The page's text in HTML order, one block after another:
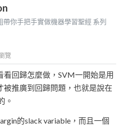
帶你手把手實做機器學習聖經 系列
覽
回歸怎麼做，SVM一開始是用
被推廣到回歸問題，也就是說在
。
的slack variable，而且一個